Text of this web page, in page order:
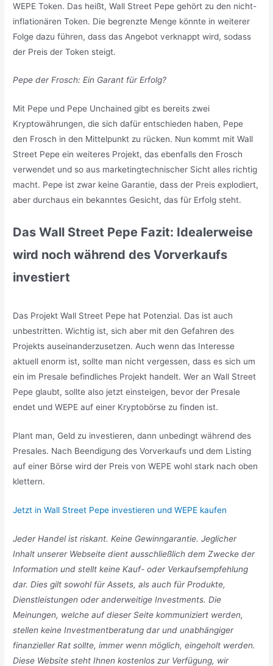
WEPE Token. Das heißt, Wall Street Pepe gehört zu den nicht-
inflationären Token. Die begrenzte Menge könnte in weiterer
Folge dazu führen, dass das Angebot verknappt wird, sodass
der Preis der Token steigt.
Pepe der Frosch: Ein Garant für Erfolg?
Mit Pepe und Pepe Unchained gibt es bereits zwei
Kryptowährungen, die sich dafür entschieden haben, Pepe
den Frosch in den Mittelpunkt zu rücken. Nun kommt mit Wall
Street Pepe ein weiteres Projekt, das ebenfalls den Frosch
verwendet und so aus marketingtechnischer Sicht alles richtig
macht. Pepe ist zwar keine Garantie, dass der Preis explodiert,
aber durchaus ein bekanntes Gesicht, das für Erfolg steht.
Das Wall Street Pepe Fazit: Idealerweise
wird noch während des Vorverkaufs
investiert
Das Projekt Wall Street Pepe hat Potenzial. Das ist auch
unbestritten. Wichtig ist, sich aber mit den Gefahren des
Projekts auseinanderzusetzen. Auch wenn das Interesse
aktuell enorm ist, sollte man nicht vergessen, dass es sich um
ein im Presale befindliches Projekt handelt. Wer an Wall Street
Pepe glaubt, sollte also jetzt einsteigen, bevor der Presale
endet und WEPE auf einer Kryptobörse zu finden ist.
Plant man, Geld zu investieren, dann unbedingt während des
Presales. Nach Beendigung des Vorverkaufs und dem Listing
auf einer Börse wird der Preis von WEPE wohl stark nach oben
klettern.
Jetzt in Wall Street Pepe investieren und WEPE kaufen
Jeder Handel ist riskant. Keine Gewinngarantie. Jeglicher
Inhalt unserer Webseite dient ausschließlich dem Zwecke der
Information und stellt keine Kauf- oder Verkaufsempfehlung
dar. Dies gilt sowohl für Assets, als auch für Produkte,
Dienstleistungen oder anderweitige Investments. Die
Meinungen, welche auf dieser Seite kommuniziert werden,
stellen keine Investmentberatung dar und unabhängiger
finanzieller Rat sollte, immer wenn möglich, eingeholt werden.
Diese Website steht Ihnen kostenlos zur Verfügung, wir